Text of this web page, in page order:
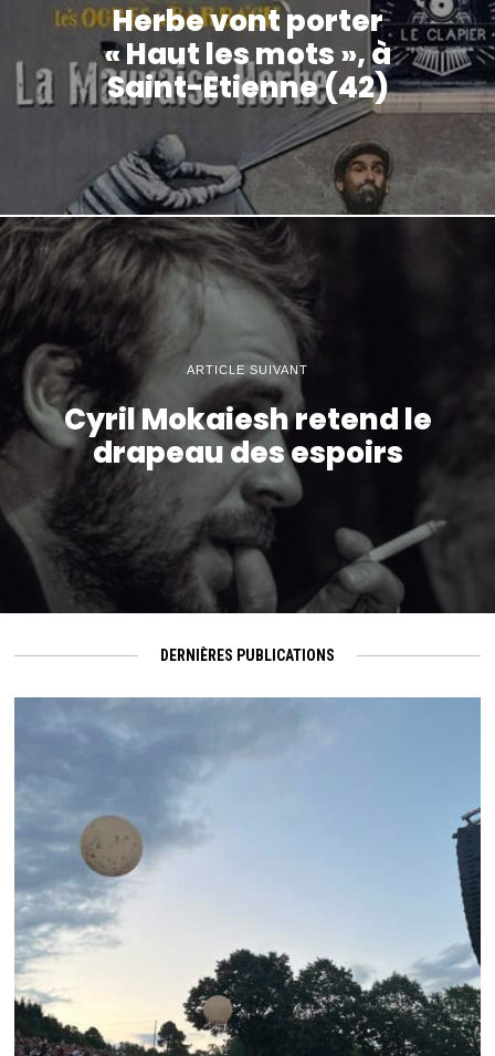
Herbe vont porter
« Haut les mots », à
Saint-Etienne (42)
ARTICLE SUIVANT
Cyril Mokaiesh retend le
drapeau des espoirs
DERNIÈRES PUBLICATIONS